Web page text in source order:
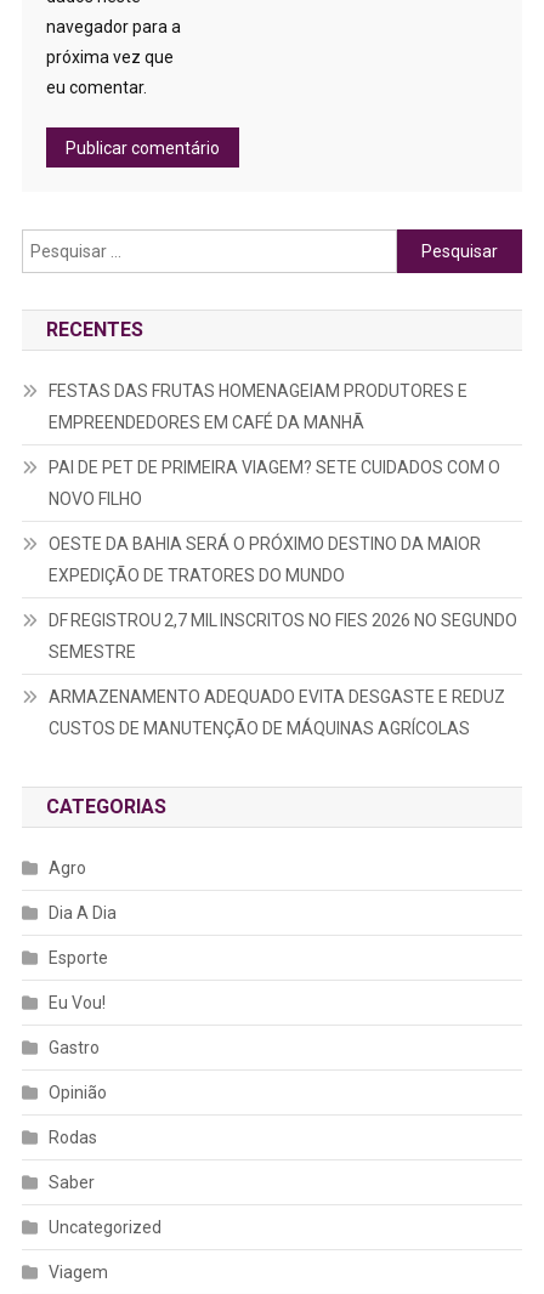
navegador para a
próxima vez que
eu comentar.
Pesquisar
por:
RECENTES
FESTAS DAS FRUTAS HOMENAGEIAM PRODUTORES E
EMPREENDEDORES EM CAFÉ DA MANHÃ
PAI DE PET DE PRIMEIRA VIAGEM? SETE CUIDADOS COM O
NOVO FILHO
OESTE DA BAHIA SERÁ O PRÓXIMO DESTINO DA MAIOR
EXPEDIÇÃO DE TRATORES DO MUNDO
DF REGISTROU 2,7 MIL INSCRITOS NO FIES 2026 NO SEGUNDO
SEMESTRE
ARMAZENAMENTO ADEQUADO EVITA DESGASTE E REDUZ
CUSTOS DE MANUTENÇÃO DE MÁQUINAS AGRÍCOLAS
CATEGORIAS
Agro
Dia A Dia
Esporte
Eu Vou!
Gastro
Opinião
Rodas
Saber
Uncategorized
Viagem